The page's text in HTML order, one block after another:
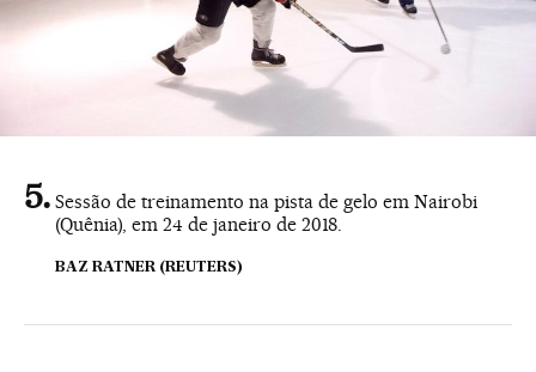
Sessão de treinamento na pista de gelo em Nairobi
(Quênia), em 24 de janeiro de 2018.
BAZ RATNER (REUTERS)